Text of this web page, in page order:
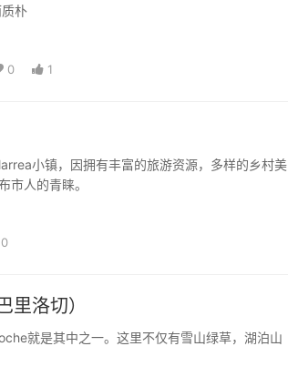
朴
0 1
小镇，因拥有丰富的旅游资源，多样的乡村美
市人的青睐。
里洛切）
就是其中之一。这里不仅有雪山绿草，湖泊山